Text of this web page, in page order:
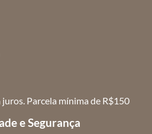
Parcela mínima de R$150
e Segurança